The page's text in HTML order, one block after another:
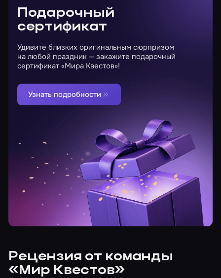
Подарочный
сертификат
Удивите близких оригинальным сюрпризом
на любой праздник — закажите подарочный
сертификат «Мира Квестов»!
Узнать подробности
Рецензия от команды
«Мир Квестов»